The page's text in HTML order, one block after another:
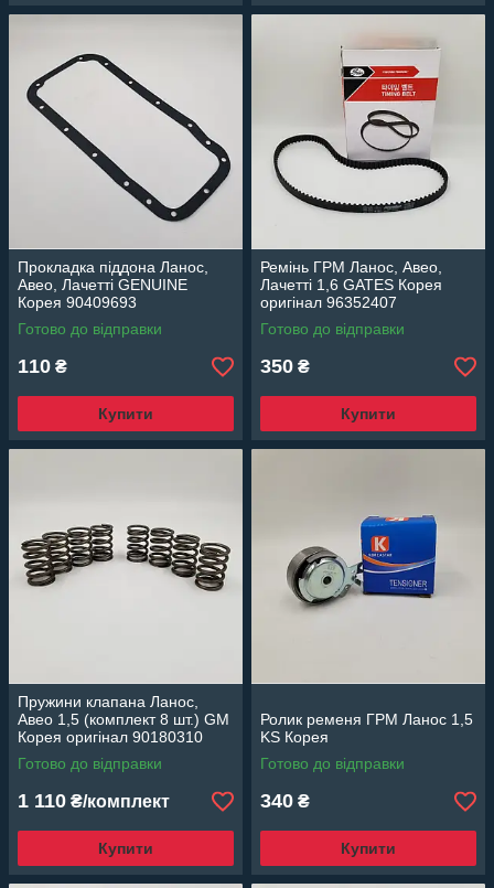
Прокладка піддона Ланос,
Авео, Лачетті GENUINE
Корея 90409693
Готово до відправки
110 ₴
Купити
Ремінь ГРМ Ланос, Авео,
Лачетті 1,6 GATES Корея
оригінал 96352407
Готово до відправки
350 ₴
Купити
Пружини клапана Ланос,
Авео 1,5 (комплект 8 шт.) GM
Корея оригінал 90180310
Готово до відправки
1 110 ₴/комплект
Купити
Ролик ременя ГРМ Ланос 1,5
KS Корея
Готово до відправки
340 ₴
Купити